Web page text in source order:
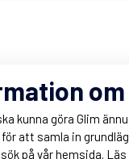
av den
kunna göra Glim
att samla in
på vår hemsida.